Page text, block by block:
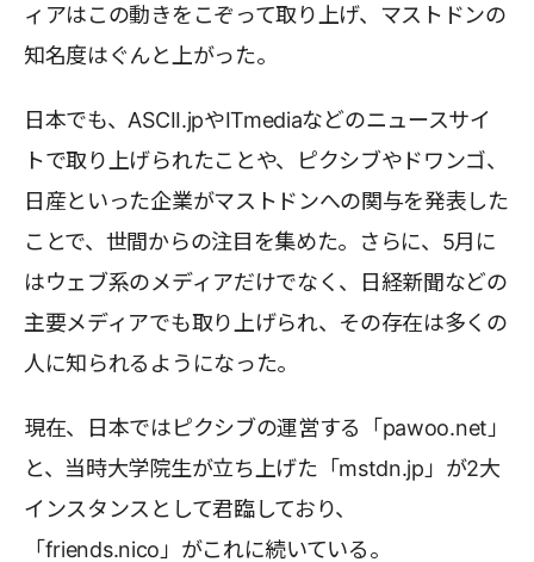
ィアはこの動きをこぞって取り上げ、マストドンの
知名度はぐんと上がった。
日本でも、ASCII.jpやITmediaなどのニュースサイ
トで取り上げられたことや、ピクシブやドワンゴ、
日産といった企業がマストドンへの関与を発表した
ことで、世間からの注目を集めた。さらに、5月に
はウェブ系のメディアだけでなく、日経新聞などの
主要メディアでも取り上げられ、その存在は多くの
人に知られるようになった。
現在、日本ではピクシブの運営する「pawoo.net」
と、当時大学院生が立ち上げた「mstdn.jp」が2大
インスタンスとして君臨しており、
「friends.nico」がこれに続いている。